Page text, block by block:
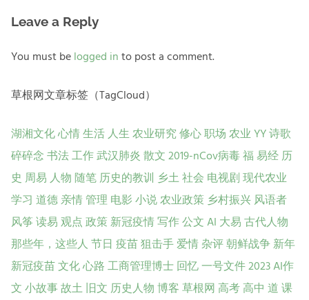
Leave a Reply
You must belogged into post a comment.
草根网文章标签（TagCloud）
湖湘文化心情生活人生农业研究修心职场农业YY诗歌
碎碎念书法工作武汉肺炎散文2019-nCov病毒福易经历
史 周易人物随笔历史的教训 乡土社会 电视剧现代农业
学习 道德亲情管理电影小说农业政策乡村振兴风语者
风筝读易观点政策新冠疫情写作公文AI 大易古代人物
那些年，这些人节日 疫苗狙击手爱情杂评朝鲜战争新年
新冠疫苗文化心路工商管理博士回忆一号文件2023AI作
文小故事故土旧文 历史人物博客草根网高考高中 道课